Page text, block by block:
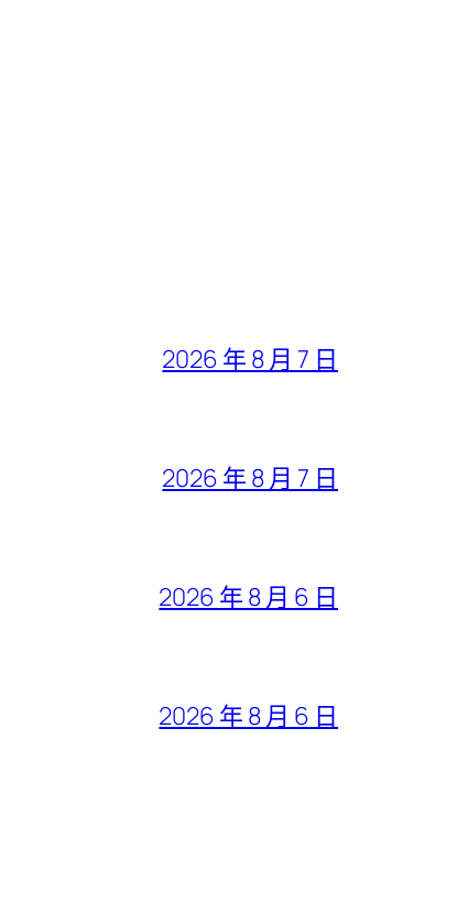
2026 年 8 月 7 日
2026 年 8 月 7 日
2026 年 8 月 6 日
2026 年 8 月 6 日